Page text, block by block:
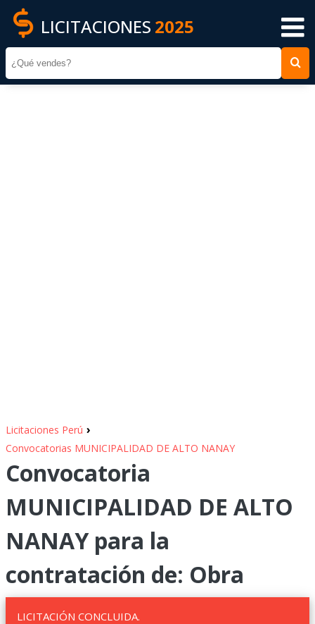
LICITACIONES 2025
Licitaciones Perú ›
Convocatorias MUNICIPALIDAD DE ALTO NANAY
Convocatoria
MUNICIPALIDAD DE ALTO
NANAY para la
contratación de: Obra
LICITACIÓN CONCLUIDA.